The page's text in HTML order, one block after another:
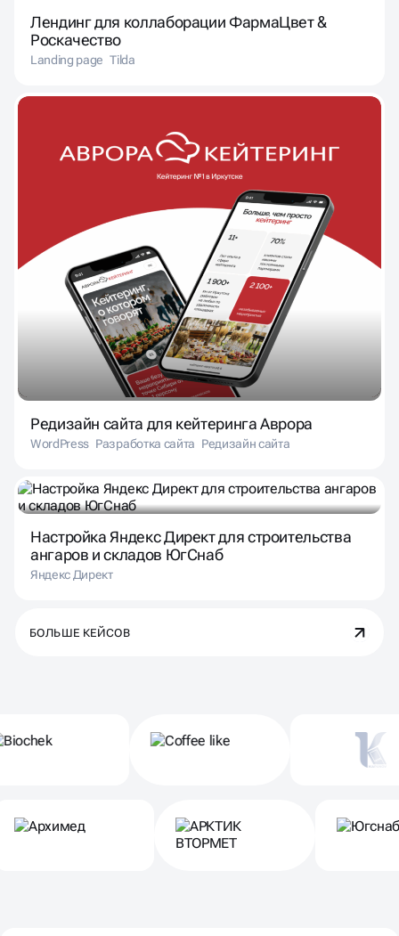
Лендинг для коллаборации ФармаЦвет &
Роскачество
Landing page Tilda
Редизайн сайта для кейтеринга Аврора
WordPress Разработка сайта Редизайн сайта
Настройка Яндекс Директ для строительства
ангаров и складов ЮгСнаб
Яндекс Директ
БОЛЬШЕ КЕЙСОВ